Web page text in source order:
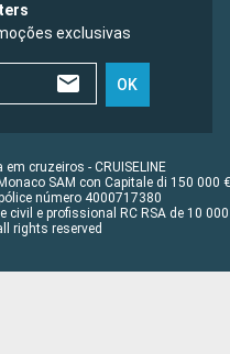
exclusivas
OK
cruzeiros - CRUISELINE
SAM con Capitale di 150 000 €
número 4000717380
e profissional RC RSA de 10 000
rights reserved